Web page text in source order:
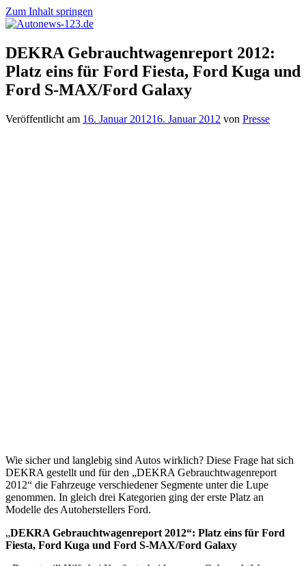
Zum Inhalt springen
Autonews-
123.de
Autonews
mit
Charme
DEKRA Gebrauchtwagenreport 2012:
Platz eins für Ford Fiesta, Ford Kuga und
Ford S-MAX/Ford Galaxy
Veröffentlicht am 16. Januar 201216. Januar 2012 von Presse
Wie sicher und langlebig sind Autos wirklich? Diese Frage hat sich
DEKRA gestellt und für den „DEKRA Gebrauchtwagenreport
2012“ die Fahrzeuge verschiedener Segmente unter die Lupe
genommen. In gleich drei Kategorien ging der erste Platz an
Modelle des Autoherstellers Ford.
„DEKRA Gebrauchtwagenreport 2012“: Platz eins für Ford
Fiesta, Ford Kuga und Ford S-MAX/Ford Galaxy